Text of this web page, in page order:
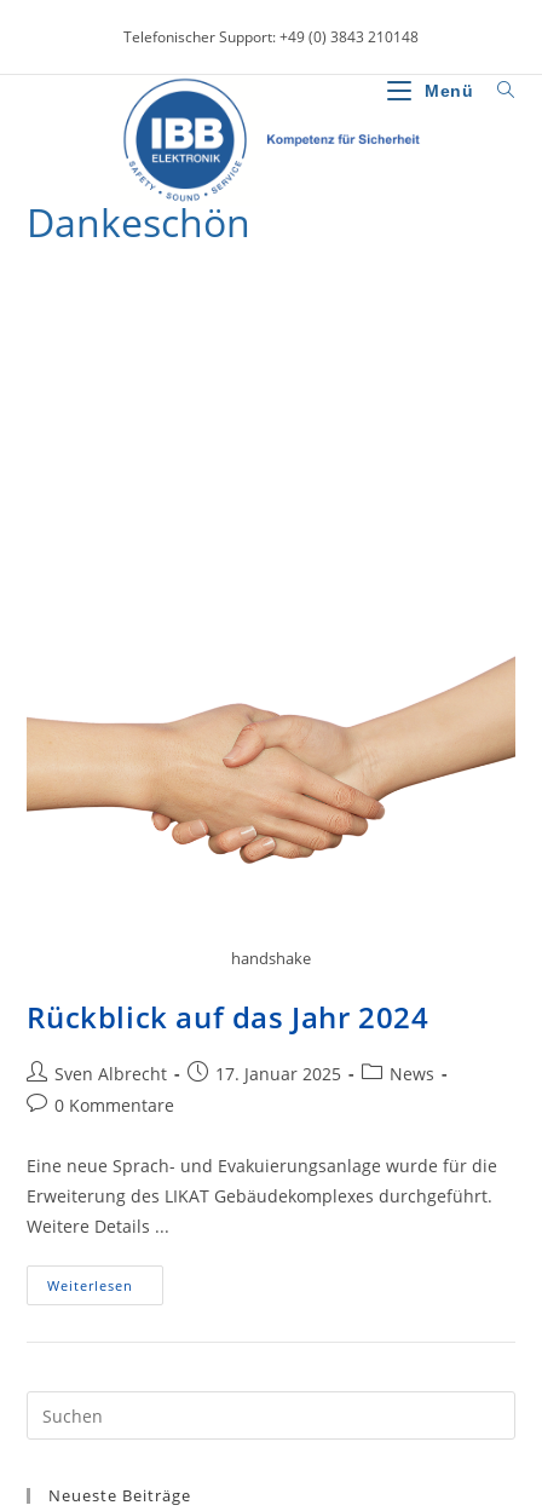
springen
Telefonischer Support: +49 (0) 3843 210148
Menü
Dankeschön
handshake
Rückblick auf das Jahr 2024
Beitrags-
Autor:
Sven Albrecht
Beitrag17. Januar 2025
Beitrags-
News
Beitrags-
0 Kommentare
Eine neue Sprach- und Evakuierungsanlage wurde für die
Erweiterung des LIKAT Gebäudekomplexes durchgeführt.
Weitere Details ...
Weiterlesen
Auf
Jahr
Neueste Beiträge